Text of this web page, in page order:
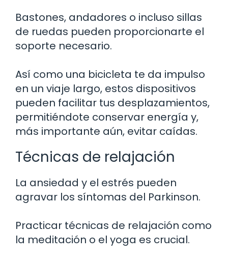
Bastones, andadores o incluso sillas
de ruedas pueden proporcionarte el
soporte necesario.
Así como una bicicleta te da impulso
en un viaje largo, estos dispositivos
pueden facilitar tus desplazamientos,
permitiéndote conservar energía y,
más importante aún, evitar caídas.
Técnicas de relajación
La ansiedad y el estrés pueden
agravar los síntomas del Parkinson.
Practicar técnicas de relajación como
la meditación o el yoga es crucial.